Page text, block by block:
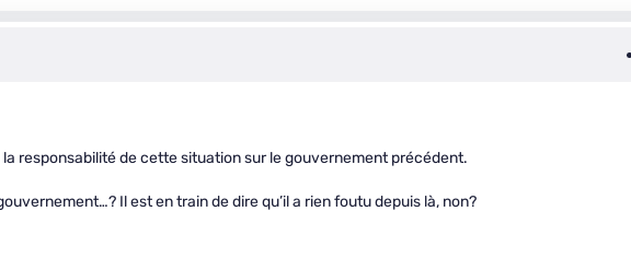
responsabilité de cette situation sur le gouvernement précédent.
Il est en train de dire qu’il a rien foutu depuis là, non?